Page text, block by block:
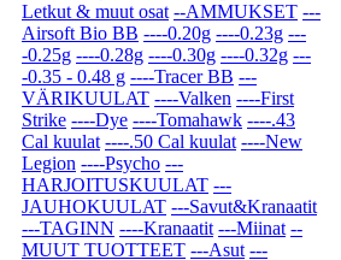
Letkut & muut osat --AMMUKSET ---
Airsoft Bio BB ----0.20g ----0.23g ---
-0.25g ----0.28g ----0.30g ----0.32g ---
-0.35 - 0.48 g ----Tracer BB ---
VÄRIKUULAT ----Valken ----First
Strike ----Dye ----Tomahawk ----.43
Cal kuulat ----.50 Cal kuulat ----New
Legion ----Psycho ---
HARJOITUSKUULAT ---
JAUHOKUULAT ---Savut&Kranaatit
---TAGINN ----Kranaatit ---Miinat --
MUUT TUOTTEET ---Asut ---